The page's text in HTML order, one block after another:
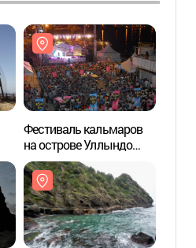
Фестиваль кальмаров
на острове Уллындо
(울릉도 오징어축제)